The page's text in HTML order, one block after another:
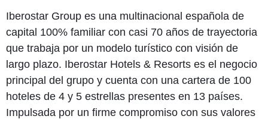
Iberostar Group es una multinacional española de
capital 100% familiar con casi 70 años de trayectoria
que trabaja por un modelo turístico con visión de
largo plazo. Iberostar Hotels & Resorts es el negocio
principal del grupo y cuenta con una cartera de 100
hoteles de 4 y 5 estrellas presentes en 13 países.
Impulsada por un firme compromiso con sus valores